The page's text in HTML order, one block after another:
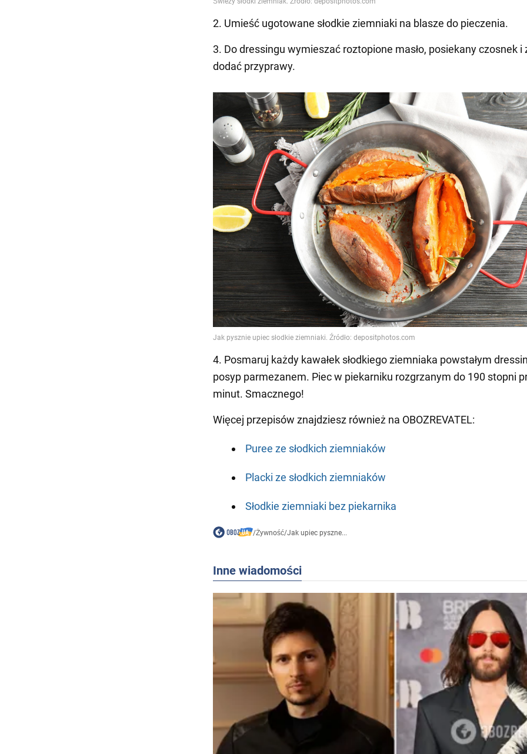
2. Umieść ugotowane słodkie ziemniaki na blasze do pieczenia.
3. Do dressingu wymieszać roztopione masło, posiekany czosnek i
dodać przyprawy.
4. Posmaruj każdy kawałek słodkiego ziemniaka powstałym
posyp parmezanem. Piec w piekarniku rozgrzanym do 190 stopni
minut. Smacznego!
Więcej przepisów znajdziesz również na OBOZREVATEL:
Puree ze słodkich ziemniaków
Placki ze słodkich ziemniaków
Słodkie ziemniaki bez piekarnika
/Żywność/Jak upiec pyszne...
Inne wiadomości